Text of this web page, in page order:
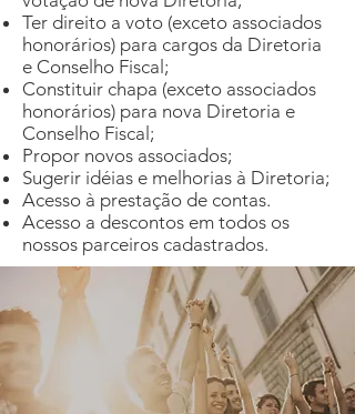
Ter direito a voto (exceto associados
honorários) para cargos da Diretoria
e Conselho Fiscal;
Constituir chapa (exceto associados
honorários) para nova Diretoria e
Conselho Fiscal;
Propor novos associados;
Sugerir idéias e melhorias à Diretoria;
Acesso à prestação de contas.
Acesso a descontos em todos os
nossos parceiros cadastrados.